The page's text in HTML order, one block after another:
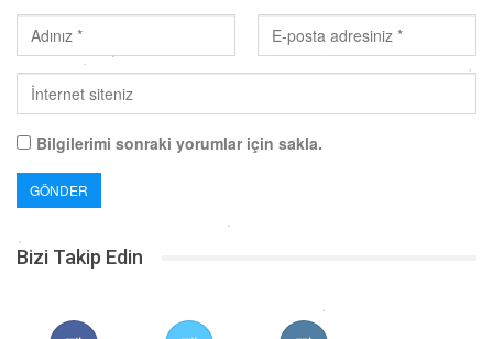
Bilgilerimi sonraki yorumlar için sakla.
Bizi Takip Edin